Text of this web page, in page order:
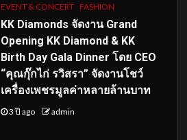
EVENT & CONCERT FASHION
KK Diamonds จัดงาน Grand
Opening KK Diamond & KK
Birth Day Gala Dinner โดย CEO
“คุณกุ๊กไก่ รวิสรา” จัดงานโชว์
เครื่องเพชรมูลค่าหลายล้านบาท
3 ปี ago admin